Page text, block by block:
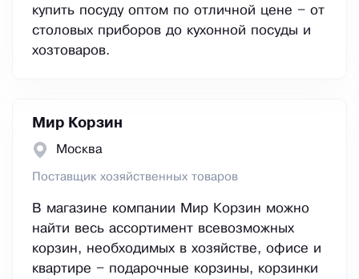
купить посуду оптом по отличной цене – от
столовых приборов до кухонной посуды и
хозтоваров.
Мир Корзин
Москва
Поставщик хозяйственных товаров
В магазине компании Мир Корзин можно
найти весь ассортимент всевозможных
корзин, необходимых в хозяйстве, офисе и
квартире – подарочные корзины, корзинки